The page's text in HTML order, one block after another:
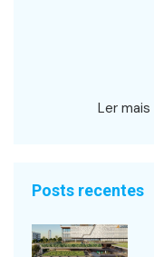
Ler
Posts recentes